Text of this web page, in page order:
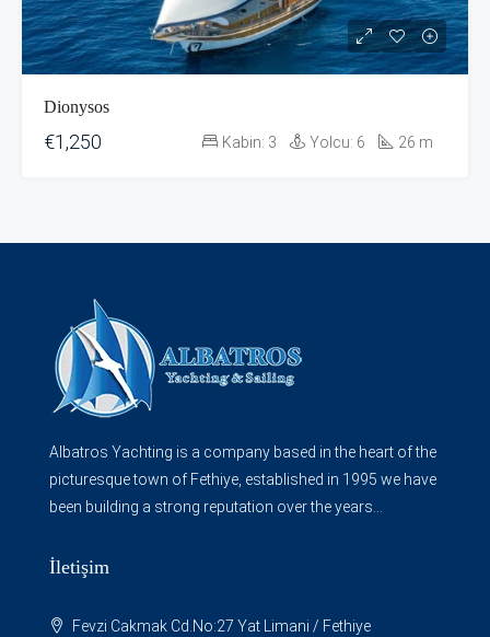
Dionysos
€1,250 Kabin: 3 Yolcu: 6 26 m
Albatros Yachting is a company based in the heart of the
picturesque town of Fethiye, established in 1995 we have
been building a strong reputation over the years...
İletişim
Fevzi Cakmak Cd.No:27 Yat Limani / Fethiye